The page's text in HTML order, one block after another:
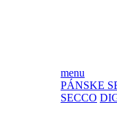
menu
PÁNSKE
SECCO